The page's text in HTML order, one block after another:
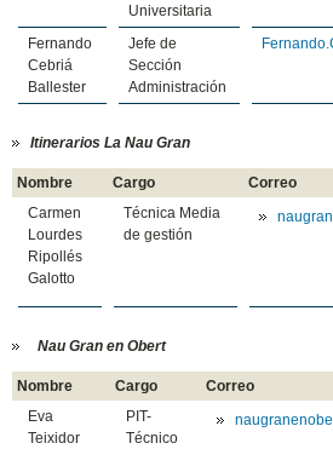
Universitaria
Fernando
Cebriá
Ballester
Jefe de
Sección
Administración
Itinerarios La Nau Gran
Nombre Cargo Correo
Carmen
Lourdes
Ripollés
Galotto
Técnica Media
de gestión
Nau Gran en Obert
Nombre Cargo Correo
Eva
Teixidor
PIT-
Técnico